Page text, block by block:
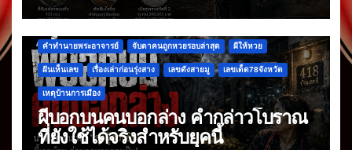
คำทำนายพระอาจารย์ จับตาคนถูกหวยรอบล่าสุด ผีให้หวย
ฝันเห็นเลข เรื่องเล่าก่อนรุ่งสาง เลขดังสายมู เลขเด็ด78จังหวัด
เหตุบ้านการเมือง
ผีบอกบนคนบอกล่าง คำกล่าวโบราณ
ที่ยังใช้ได้จริงสำหรับยุคนี้